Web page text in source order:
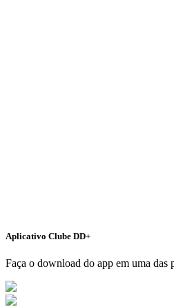
Aplicativo Clube DD+
Faça o download do app em uma das